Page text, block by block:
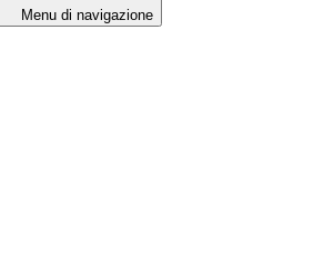
Menu di navigazione